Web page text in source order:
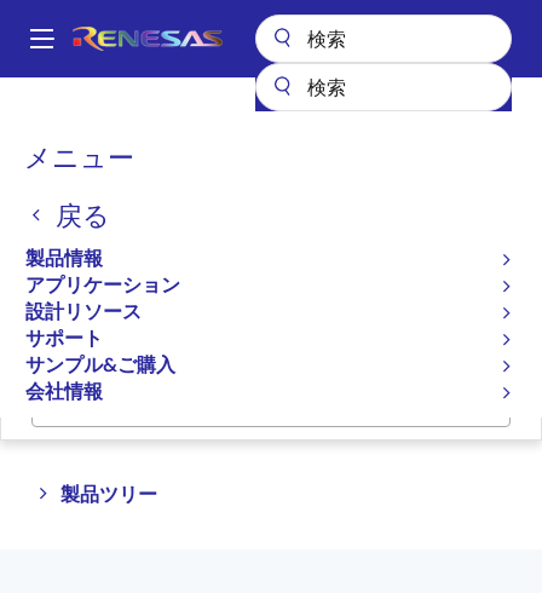
ン
Main
メニュー
戻る
製品情報
アプリケーション
設計リソース
サポート
サンプル&ご購入
会社情報
パ
く
ず
アンプ
ページセクションへ移動：
製品ツリー
Close
Open